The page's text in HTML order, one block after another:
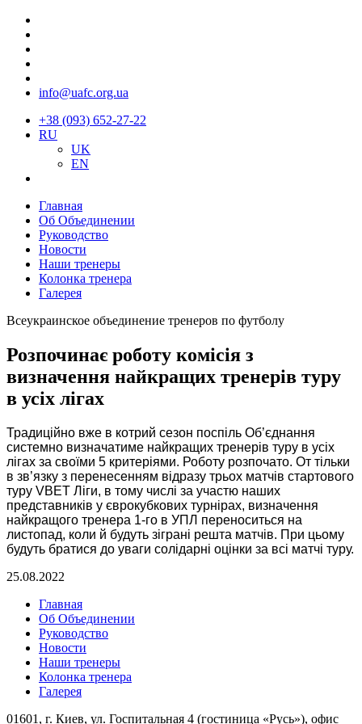
info@uafc.org.ua
+38 (093) 652-27-22
RU
UK
EN
Главная
Об Объединении
Руководство
Новости
Наши тренеры
Колонка тренера
Галерея
Всеукраинское объединение тренеров по футболу
Розпочинає роботу комісія з
визначення найкращих тренерів туру
в усіх лігах
Традиційно вже в котрий сезон поспіль Об’єднання
системно визначатиме найкращих тренерів туру в усіх
лігах за своїми 5 критеріями. Роботу розпочато. От тільки
в зв’язку з перенесенням відразу трьох матчів стартового
туру VBET Ліги, в тому числі за участю наших
представників у єврокубкових турнірах, визначення
найкращого тренера 1-го в УПЛ переноситься на
листопад, коли й будуть зіграні решта матчів. При цьому
будуть братися до уваги солідарні оцінки за всі матчі туру.
25.08.2022
Главная
Об Объединении
Руководство
Новости
Наши тренеры
Колонка тренера
Галерея
01601, г. Киев, ул. Госпитальная 4 (гостиница «Русь»), офис